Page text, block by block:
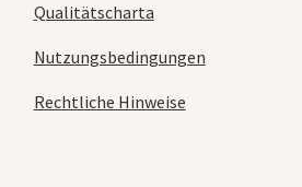
Qualitätscharta
Nutzungsbedingungen
Rechtliche Hinweise